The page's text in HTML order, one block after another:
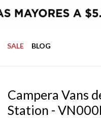
SALE BLOG
Campera Vans
Station -